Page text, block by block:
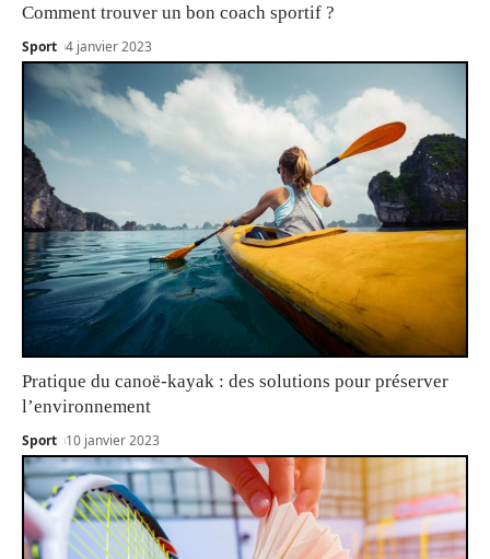
Comment trouver un bon coach sportif ?
Sport 4 janvier 2023
Pratique du canoë-kayak : des solutions pour préserver
l’environnement
Sport 10 janvier 2023